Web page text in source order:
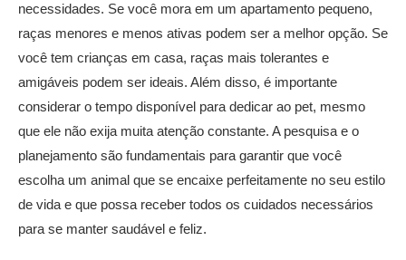
necessidades. Se você mora em um apartamento pequeno,
raças menores e menos ativas podem ser a melhor opção. Se
você tem crianças em casa, raças mais tolerantes e
amigáveis podem ser ideais. Além disso, é importante
considerar o tempo disponível para dedicar ao pet, mesmo
que ele não exija muita atenção constante. A pesquisa e o
planejamento são fundamentais para garantir que você
escolha um animal que se encaixe perfeitamente no seu estilo
de vida e que possa receber todos os cuidados necessários
para se manter saudável e feliz.